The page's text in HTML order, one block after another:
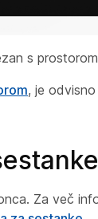
s
, je
Za več